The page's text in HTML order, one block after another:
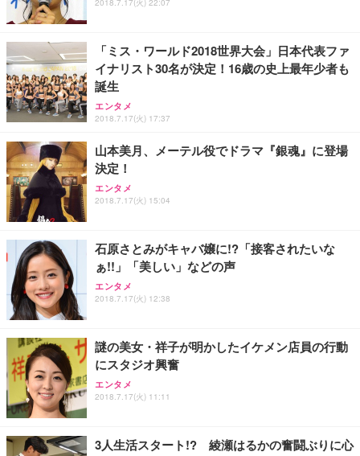
2018.7.17(火) 22:07
「ミス・ワールド2018世界大会」日本代表ファ
イナリスト30名が決定！16歳の史上最年少者も
誕生
エンタメ
2018.7.17(火) 17:37
山本美月、メーテル役でドラマ『銀魂』に登場
決定！
エンタメ
2018.7.17(火) 15:04
石原さとみがキャバ嬢に!?「接客されたいな
ぁ!!」「美しい」などの声
エンタメ
2018.7.17(火) 12:38
謎の美女・祥子が明かしたイケメン店員の行動
にスタジオ興奮
エンタメ
2018.7.17(火) 11:11
3人生活スタート!? 綾瀬はるかの奮闘ぶりに心